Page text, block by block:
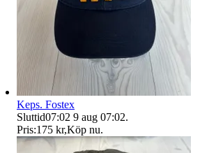
Keps. Fostex
Sluttid07:02 9 aug 07:02.
Pris:175 kr,Köp nu.